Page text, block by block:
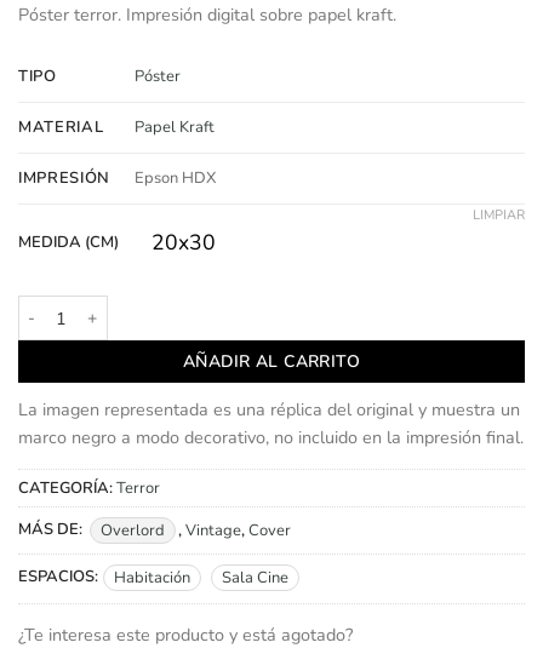
Póster terror. Impresión digital sobre papel kraft.
TIPO Póster
MATERIAL Papel Kraft
IMPRESIÓN Epson HDX
MEDIDA (CM) 20x30
LIMPIAR
OverLord | 2018 cantidad
AÑADIR AL CARRITO
La imagen representada es una réplica del original y muestra un
marco negro a modo decorativo, no incluido en la impresión final.
CATEGORÍA:Terror
MÁS DE:
Overlord ,Vintage,Cover
ESPACIOS: Habitación Sala Cine
¿Te interesa este producto y está agotado?